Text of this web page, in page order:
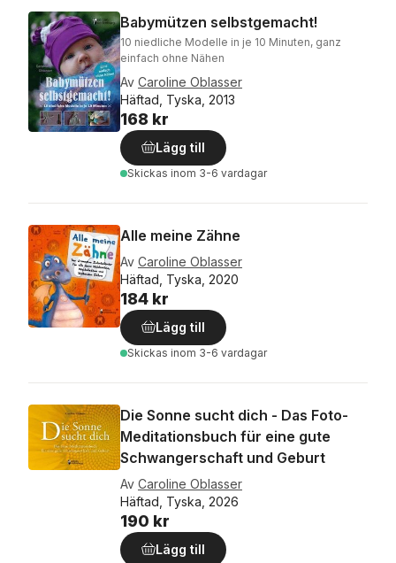
Babymützen selbstgemacht!
10 niedliche Modelle in je 10 Minuten, ganz
einfach ohne Nähen
Av Caroline Oblasser
Häftad, Tyska, 2013
168 kr
Lägg till
Skickas inom 3-6 vardagar
Alle meine Zähne
Av Caroline Oblasser
Häftad, Tyska, 2020
184 kr
Lägg till
Skickas inom 3-6 vardagar
Die Sonne sucht dich - Das Foto-
Meditationsbuch für eine gute
Schwangerschaft und Geburt
Av Caroline Oblasser
Häftad, Tyska, 2026
190 kr
Lägg till